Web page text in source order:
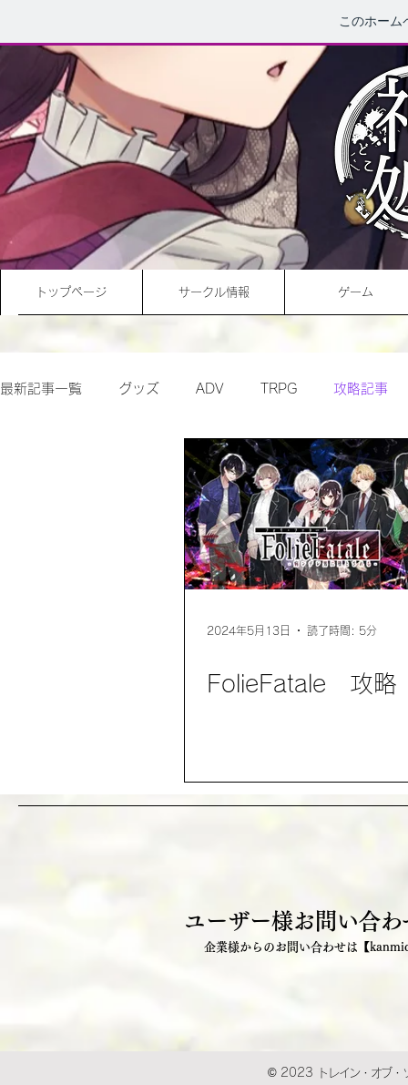
このホー
トップページ サークル情報 ゲーム
最新記事一覧 グッズ ADV TRPG 攻略記事
2024年5月13日 読了時間: 5分
FolieFatale 攻略
ユーザー様お問い合わ
企業様からのお問い合わせは【
© 2023 トレイン・オブ・